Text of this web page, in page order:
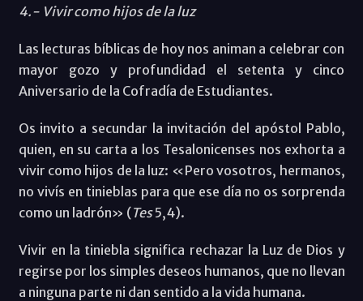
4.- Vivir como hijos de la luz
Las lecturas bíblicas de hoy nos animan a celebrar con
mayor gozo y profundidad el setenta y cinco
Aniversario de la Cofradía de Estudiantes.
Os invito a secundar la invitación del apóstol Pablo,
quien, en su carta a los Tesalonicenses nos exhorta a
vivir como hijos de la luz: «Pero vosotros, hermanos,
no vivís en tinieblas para que ese día no os sorprenda
como un ladrón» (Tes5,4).
Vivir en la tiniebla significa rechazar la Luz de Dios y
regirse por los simples deseos humanos, que no llevan
a ninguna parte ni dan sentido a la vida humana.